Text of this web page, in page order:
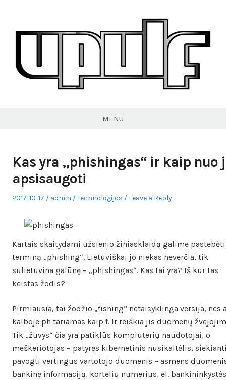
content
MENU
Kas yra „phishingas“ ir kaip nuo
apsisaugoti
Posted
2017-10-17 Author
admin
Posted
Technologijos Leave a Reply
Kartais skaitydami užsienio žiniasklaidą galime pastebėti
terminą „phishing“. Lietuviškai jo niekas neverčia, tik
sulietuvina galūnę – „phishingas“. Kas tai yra? Iš kur tas
keistas žodis?
Pirmiausia, tai žodžio „fishing“ netaisyklinga versija, nes
kalboje ph tariamas kaip f. Ir reiškia jis duomenų
Tik „žuvys“ čia yra patiklūs kompiuterių naudotojai, o
meškeriotojas – patyręs kibernetinis nusikaltėlis,
pavogti vertingus vartotojo duomenis – asmens
bankinę informaciją, kortelių numerius, el. bankininkystės